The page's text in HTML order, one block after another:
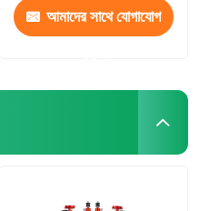
আমাদের সাথে যোগাযোগ